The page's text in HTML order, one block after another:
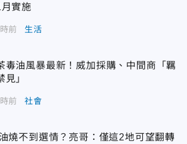
實施
前 生活
毒油風暴最新！威加採購、中間商「羈
見」
前 社會
燒不到選情？亮哥：僅這2地可望翻轉